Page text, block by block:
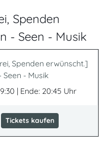
Spenden
- Seen - Musik
Spenden erwünscht.]
Seen - Musik
| Ende: 20:45 Uhr
Tickets kaufen